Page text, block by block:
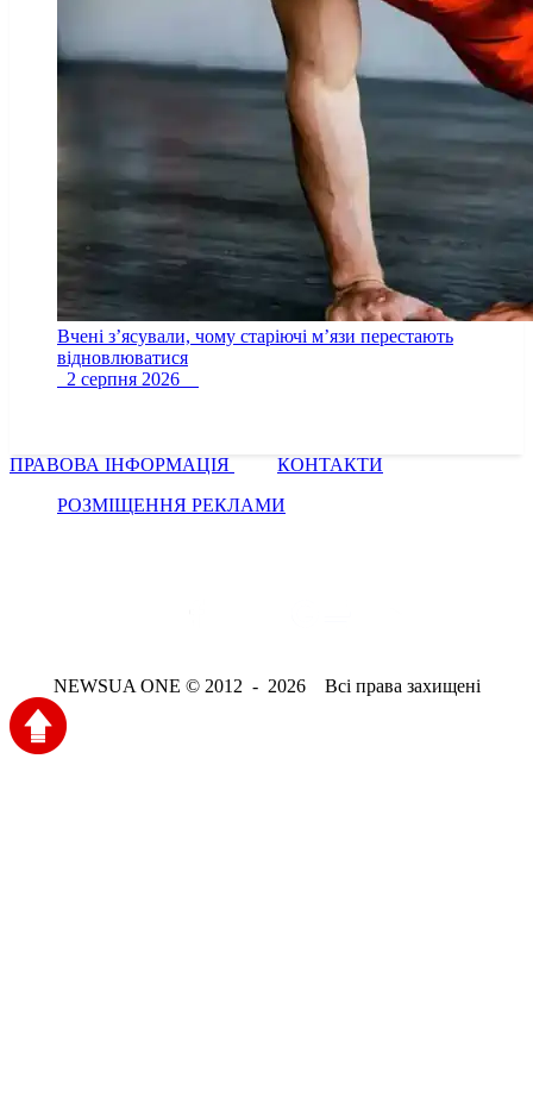
Вчені з’ясували, чому старіючі м’язи перестають
відновлюватися
2 серпня 2026
ПРАВОВА ІНФОРМАЦІЯ
КОНТАКТИ
РОЗМІЩЕННЯ РЕКЛАМИ
NEWSUA ONE © 2012 - 2026 Всі права захищені